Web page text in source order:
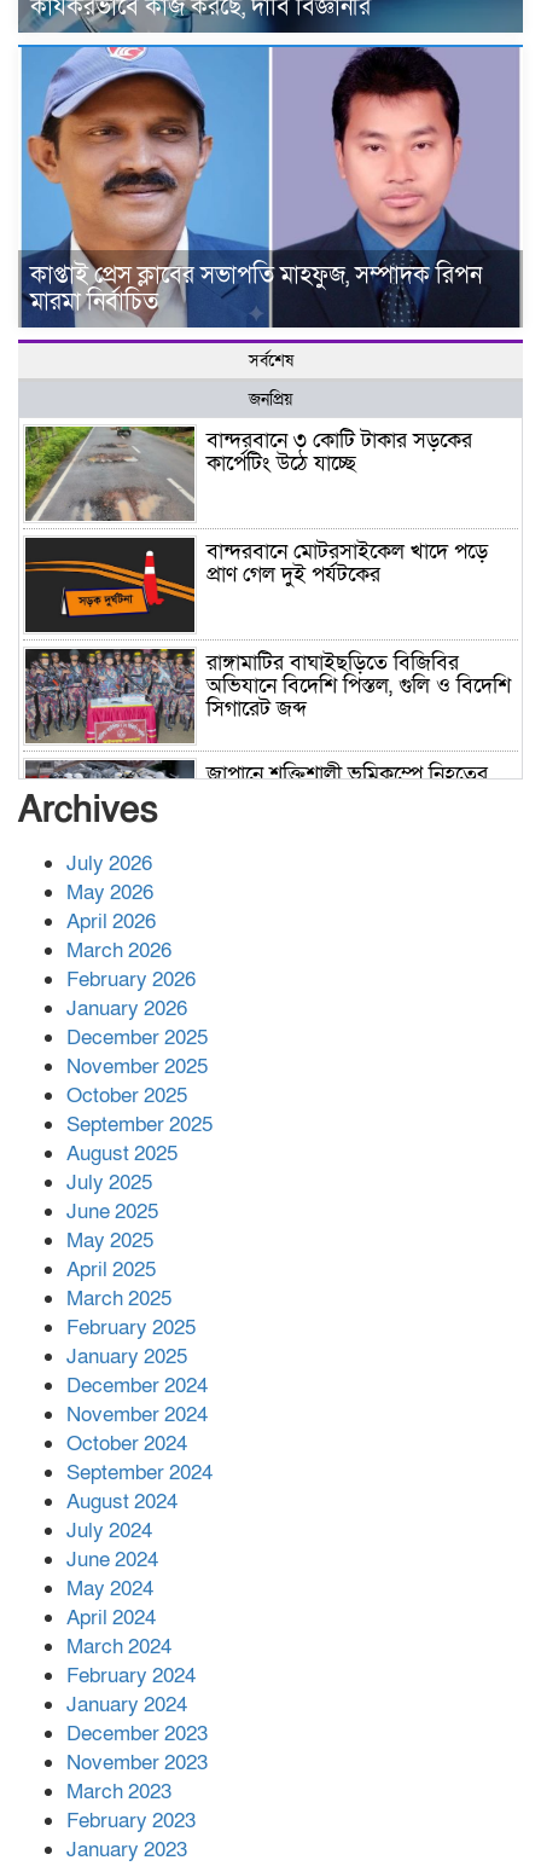
কার্যকরভাবে কাজ করছে, দাবি বিজ্ঞানীর
কাপ্তাই প্রেস ক্লাবের সভাপতি মাহফুজ, সম্পাদক রিপন
মারমা নির্বাচিত
সর্বশেষ
জনপ্রিয়
বান্দরবানে ৩ কোটি টাকার সড়কের
কার্পেটিং উঠে যাচ্ছে
বান্দরবানে মোটরসাইকেল খাদে পড়ে
প্রাণ গেল দুই পর্যটকের
রাঙ্গামাটির বাঘাইছড়িতে বিজিবির
অভিযানে বিদেশি পিস্তল, গুলি ও বিদেশি
সিগারেট জব্দ
জাপানে শক্তিশালী ভূমিকম্পে নিহতের
পর ফোন তারেক রহমানের,গ্যাস সঙ্কট
সহায়তা দিলেন সাচিং প্রু জেরী
Archives
July 2026
May 2026
April 2026
March 2026
February 2026
January 2026
December 2025
November 2025
October 2025
September 2025
August 2025
July 2025
June 2025
May 2025
April 2025
March 2025
February 2025
January 2025
December 2024
November 2024
October 2024
September 2024
August 2024
July 2024
June 2024
May 2024
April 2024
March 2024
February 2024
January 2024
December 2023
November 2023
March 2023
February 2023
January 2023